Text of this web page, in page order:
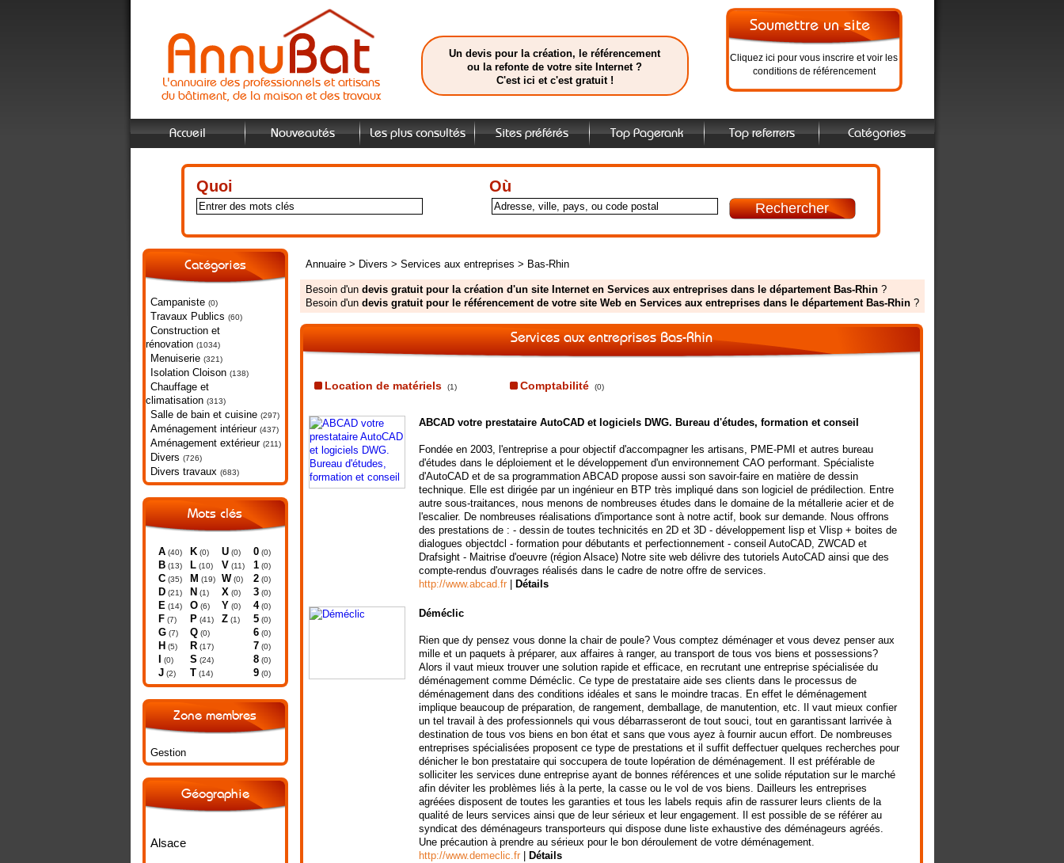
L'annuaire des professionnels et artisans
du bâtiment, de la maison et des travaux
Un devis pour la création, le référencement
ou la refonte de votre site Internet ?
C'est ici et c'est gratuit !
Cliquez ici pour vous inscrire et voir les
conditions de référencement
Accueil Nouveautés Les plus consultés Sites préférés Top Pagerank Top referrers Catégories
Quoi Où
Catégories
Campaniste (0)
Travaux Publics (60)
Construction et
rénovation (1034)
Menuiserie (321)
Isolation Cloison (138)
Chauffage et
climatisation (313)
Salle de bain et cuisine (297)
Aménagement intérieur (437)
Aménagement extérieur (211)
Divers (726)
Divers travaux (683)
Mots clés
A(40)
B(13)
C(35)
D(21)
E (14)
F(7)
G(7)
H (5)
(0)
J(2)
K(0)
L(10)
M (19)
N (1)
O(6)
P(41)
Q(0)
R(17)
S (24)
T (14)
U(0)
V (11)
W(0)
X (0)
Y (0)
Z(1)
0(0)
1(0)
2(0)
3(0)
4(0)
5(0)
6(0)
7(0)
8(0)
9(0)
Zone membres
Gestion
Géographie
Alsace
Annuaire> Divers > Services aux entreprises > Bas-Rhin
Besoin d'un devis gratuit pour la création d'un site Internet en Services aux entreprises dans le département Bas-Rhin?
Besoin d'un devis gratuit pour le référencement de votre site Web en Services aux entreprises dans le département Bas-Rhin?
Services aux entreprises Bas-Rhin
Location de matériels (1) Comptabilité (0)
ABCAD votre prestataire AutoCAD et logiciels DWG. Bureau d'études, formation et conseil
Fondée en 2003, l'entreprise a pour objectif d'accompagner les artisans, PME-PMI et autres bureau
d'études dans le déploiement et le développement d'un environnement CAO performant. Spécialiste
d'AutoCAD et de sa programmation ABCAD propose aussi son savoir-faire en matière de dessin
technique. Elle est dirigée par un ingénieur en BTP très impliqué dans son logiciel de prédilection. Entre
autre sous-traitances, nous menons de nombreuses études dans le domaine de la métallerie acier et de
l'escalier. De nombreuses réalisations d'importance sont à notre actif, book sur demande. Nous offrons
des prestations de : - dessin de toutes technicités en 2D et 3D - développement lisp et Vlisp + boites de
dialogues objectdcl - formation pour débutants et perfectionnement - conseil AutoCAD, ZWCAD et
Drafsight - Maitrise d'oeuvre (région Alsace) Notre site web délivre des tutoriels AutoCAD ainsi que des
compte-rendus d'ouvrages réalisés dans le cadre de notre offre de services.
http://www.abcad.fr
Détails
Déméclic
Rien que dy pensez vous donne la chair de poule? Vous comptez déménager et vous devez penser aux
mille et un paquets à préparer, aux affaires à ranger, au transport de tous vos biens et possessions?
Alors il vaut mieux trouver une solution rapide et efficace, en recrutant une entreprise spécialisée du
déménagement comme Déméclic. Ce type de prestataire aide ses clients dans le processus de
déménagement dans des conditions idéales et sans le moindre tracas. En effet le déménagement
implique beaucoup de préparation, de rangement, demballage, de manutention, etc. Il vaut mieux confier
un tel travail à des professionnels qui vous débarrasseront de tout souci, tout en garantissant larrivée à
destination de tous vos biens en bon état et sans que vous ayez à fournir aucun effort. De nombreuses
entreprises spécialisées proposent ce type de prestations et il suffit deffectuer quelques recherches pour
dénicher le bon prestataire qui soccupera de toute lopération de déménagement. Il est préférable de
solliciter les services dune entreprise ayant de bonnes références et une solide réputation sur le marché
afin déviter les problèmes liés à la perte, la casse ou le vol de vos biens. Dailleurs les entreprises
agréées disposent de toutes les garanties et tous les labels requis afin de rassurer leurs clients de la
qualité de leurs services ainsi que de leur sérieux et leur engagement. Il est possible de se référer au
syndicat des déménageurs transporteurs qui dispose dune liste exhaustive des déménageurs agréés.
Une précaution à prendre au sérieux pour le bon déroulement de votre déménagement.
http://www.demeclic.fr
Détails